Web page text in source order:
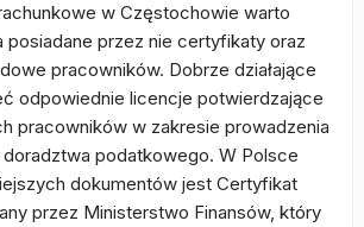
w Częstochowie warto
posiadane przez nie certyfikaty oraz
pracowników. Dobrze działające
odpowiednie licencje potwierdzające
pracowników w zakresie prowadzenia
podatkowego. W Polsce
dokumentów jest Certyfikat
przez Ministerstwo Finansów, który